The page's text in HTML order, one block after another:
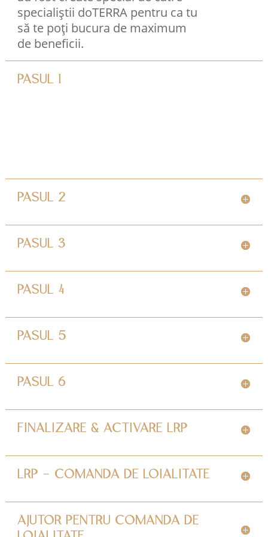
specialiștii doTERRA pentru ca tu
să te poți bucura de maximum
de beneficii.
PASUL 1
PASUL 2
PASUL 3
PASUL 4
PASUL 5
PASUL 6
FINALIZARE & ACTIVARE LRP
LRP - COMANDA DE LOIALITATE
AJUTOR PENTRU COMANDA DE